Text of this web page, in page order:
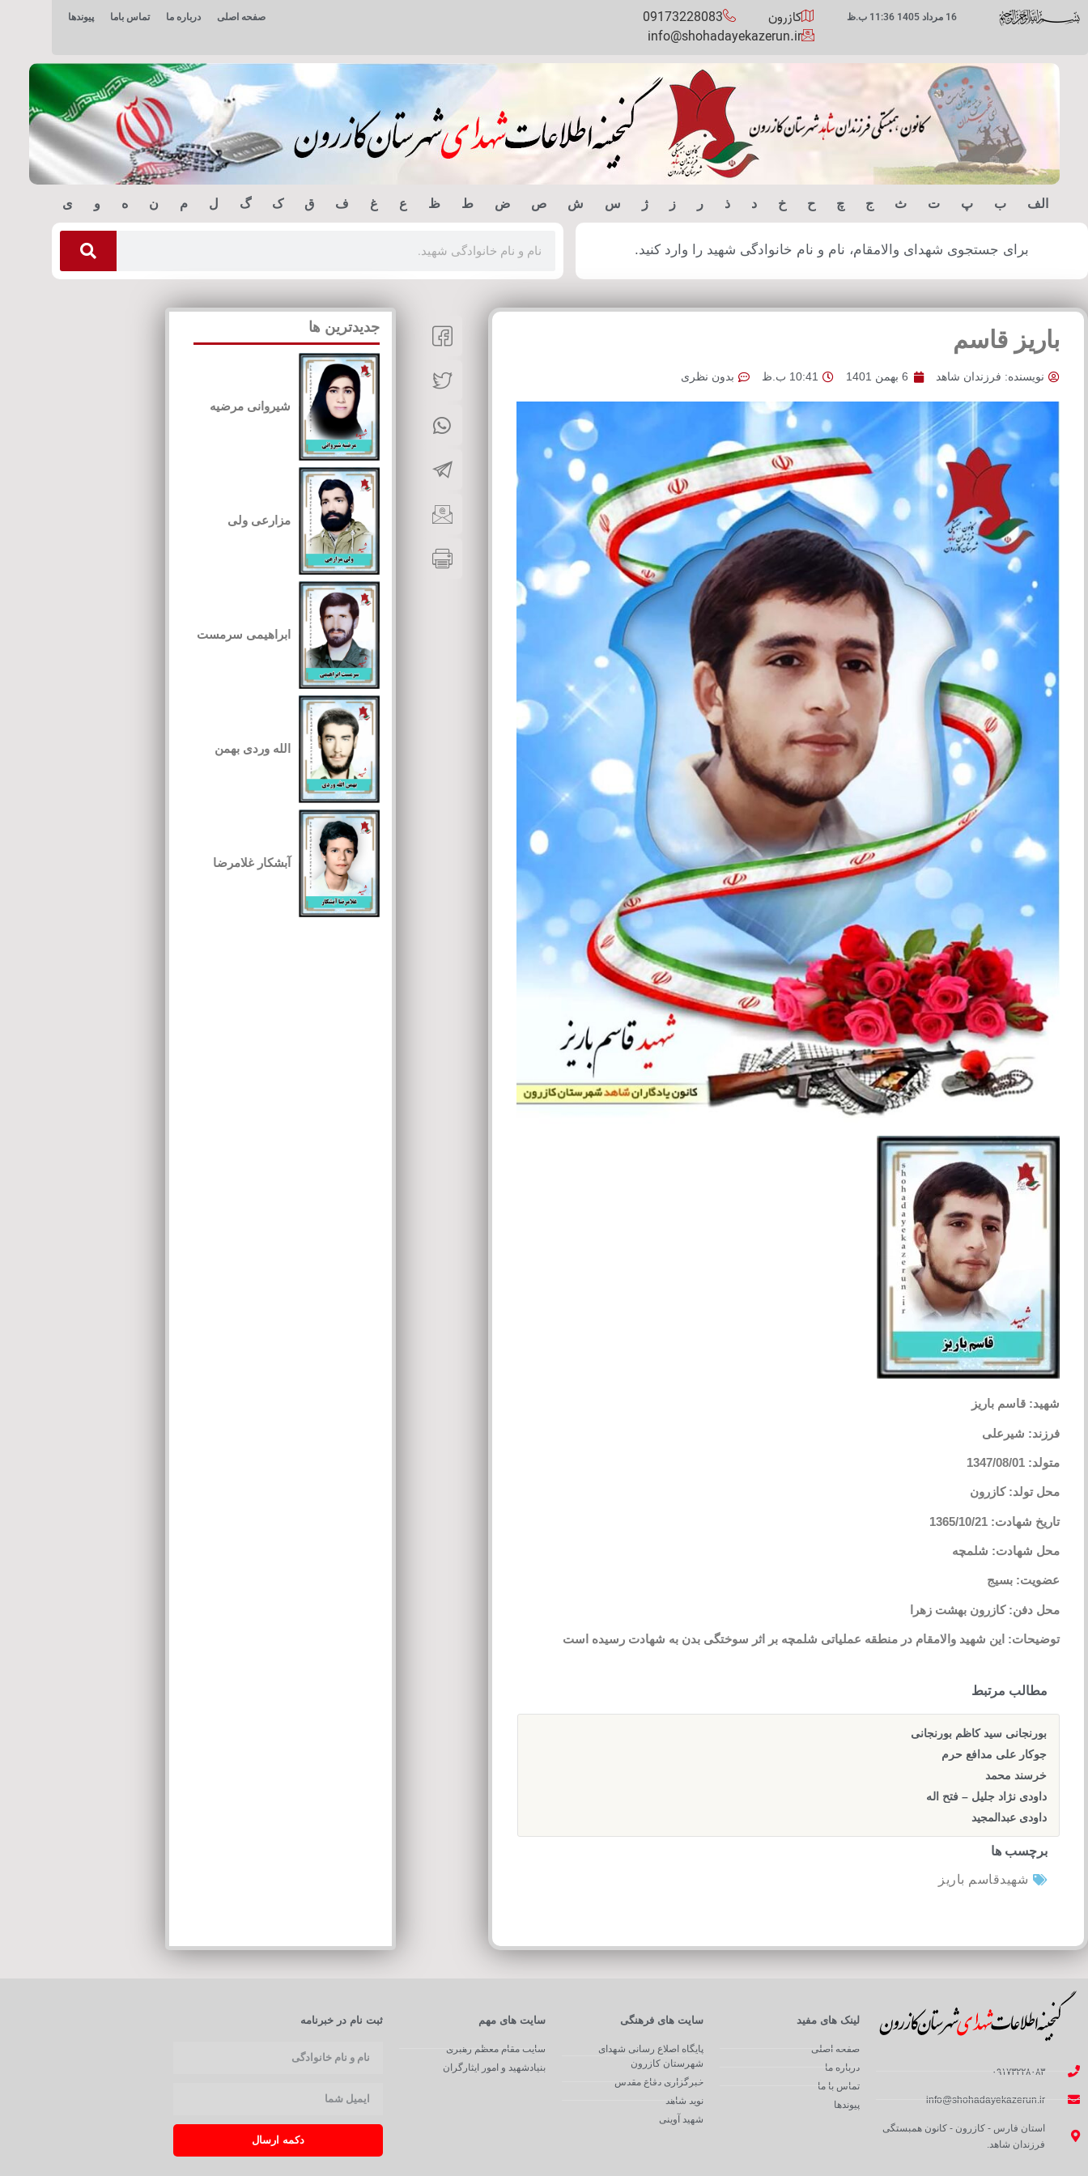
16 مرداد 1405 11:36 ب.ظ کازرون
09173228083
info@shohadayekazerun.ir
صفحه اصلی درباره ما تماس باما پیوندها
الف ب پ ت ث ج چ ح خ د ذ ر ز ژ س ش ص ض ط ظ ع غ ف ق ک گ ل م ن ه و ی
برای جستجوی شهدای والامقام، نام و نام خانوادگی شهید را وارد کنید.
باریز قاسم
نویسنده: فرزندان شاهد 6 بهمن 1401 10:41 ب.ظ بدون نظری
شهید: قاسم باریز
فرزند: شیرعلی
متولد: 1347/08/01
محل تولد: کازرون
تاریخ شهادت: 1365/10/21
محل شهادت: شلمچه
عضویت: بسیج
محل دفن: کازرون بهشت زهرا
توضیحات: این شهید والامقام در منطقه عملیاتی شلمچه بر اثر سوختگی بدن به شهادت رسیده است
مطالب مرتبط
بورنجانی سید کاظم بورنجانی
جوکار علی مدافع حرم
خرسند محمد
داودی نژاد جلیل – فتح اله
داودی عبدالمجید
برچسب ها
شهیدقاسم باریز
جدیدترین ها
شیروانی مرضیه
مزارعی ولی
ابراهیمی سرمست
الله وردی بهمن
آبشکار غلامرضا
۰۹۱۷۳۲۲۸۰۸۳
info@shohadayekazerun.ir
استان فارس - کازرون - کانون همبستگی
فرزندان شاهد.
لینک های مفید
صفحه اصلی
درباره ما
تماس با ما
پیوندها
سایت های فرهنگی
پایگاه اصلاع رسانی شهدای
شهرستان کازرون
خبرگزاری دفاع مقدس
نوید شاهد
شهید آوینی
سایت های مهم
سایت مقام معظم رهبری
بنیادشهید و امور ایثارگران
ثبت نام در خبرنامه
دکمه ارسال